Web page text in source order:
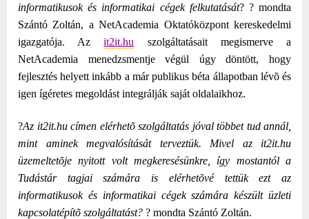
informatikusok és informatikai cégek felkutatását? ? mondta
Szántó Zoltán, a NetAcademia Oktatóközpont kereskedelmi
igazgatója. Azit2it.hu szolgáltatásait megismerve a
NetAcademia menedzsmentje végül úgy döntött, hogy
fejlesztés helyett inkább a már publikus béta állapotban lévõ és
igen ígéretes megoldást integrálják saját oldalaikhoz.
?Az it2it.hu címen elérhetõ szolgáltatás jóval többet tud annál,
mint aminek megvalósítását terveztük. Mivel az it2it.hu
üzemeltetõje nyitott volt megkeresésünkre, így mostantól a
Tudástár tagjai számára is elérhetõvé tettük ezt az
informatikusok és informatikai cégek számára készült üzleti
kapcsolatépítõ szolgáltatást? ? mondta Szántó Zoltán.